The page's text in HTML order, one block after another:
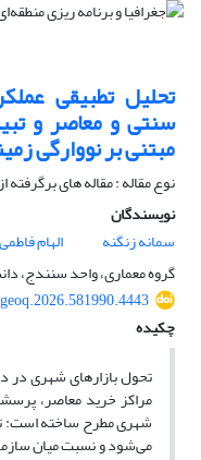
تحلیل تطبیقی
سنتی و معاصر و
مبتنی بر نووارگی
نوع مقاله : مقاله های برگرفته
نویسندگان
سمانه زنگنه
الهام فاطمی
گروه معماری، واحد سنندج،
چکیده
تحول بازارهای شهری در
مراکز خرید معاصر،
شهری مطرح ساخته است:
می‌شود و نسبت میان